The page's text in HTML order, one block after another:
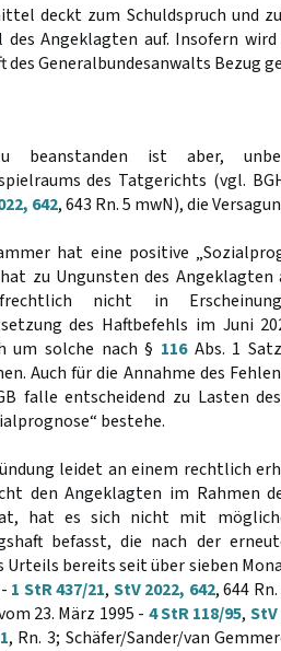
deckt zum Schuldspruch und
des Angeklagten auf. Insofern
des Generalbundesanwalts Bezug
beanstanden ist aber,
des Tatgerichts (vgl.
642, 643 Rn. 5 mwN), die
hat eine positive
zu Ungunsten des
nicht in
des Haftbefehls im Juni
um solche nach § 116Abs. 1
Auch für die Annahme des
falle entscheidend zu Lasten
bestehe.
leidet an einem rechtlich
den Angeklagten im Rahmen
hat es sich nicht mit
befasst, die nach der
Urteils bereits seit über sieben
1 StR 437/21, StV 2022, 642, 644
23. März 1995 - 4 StR 118/95, StV
, Rn. 3; Schäfer/Sander/van